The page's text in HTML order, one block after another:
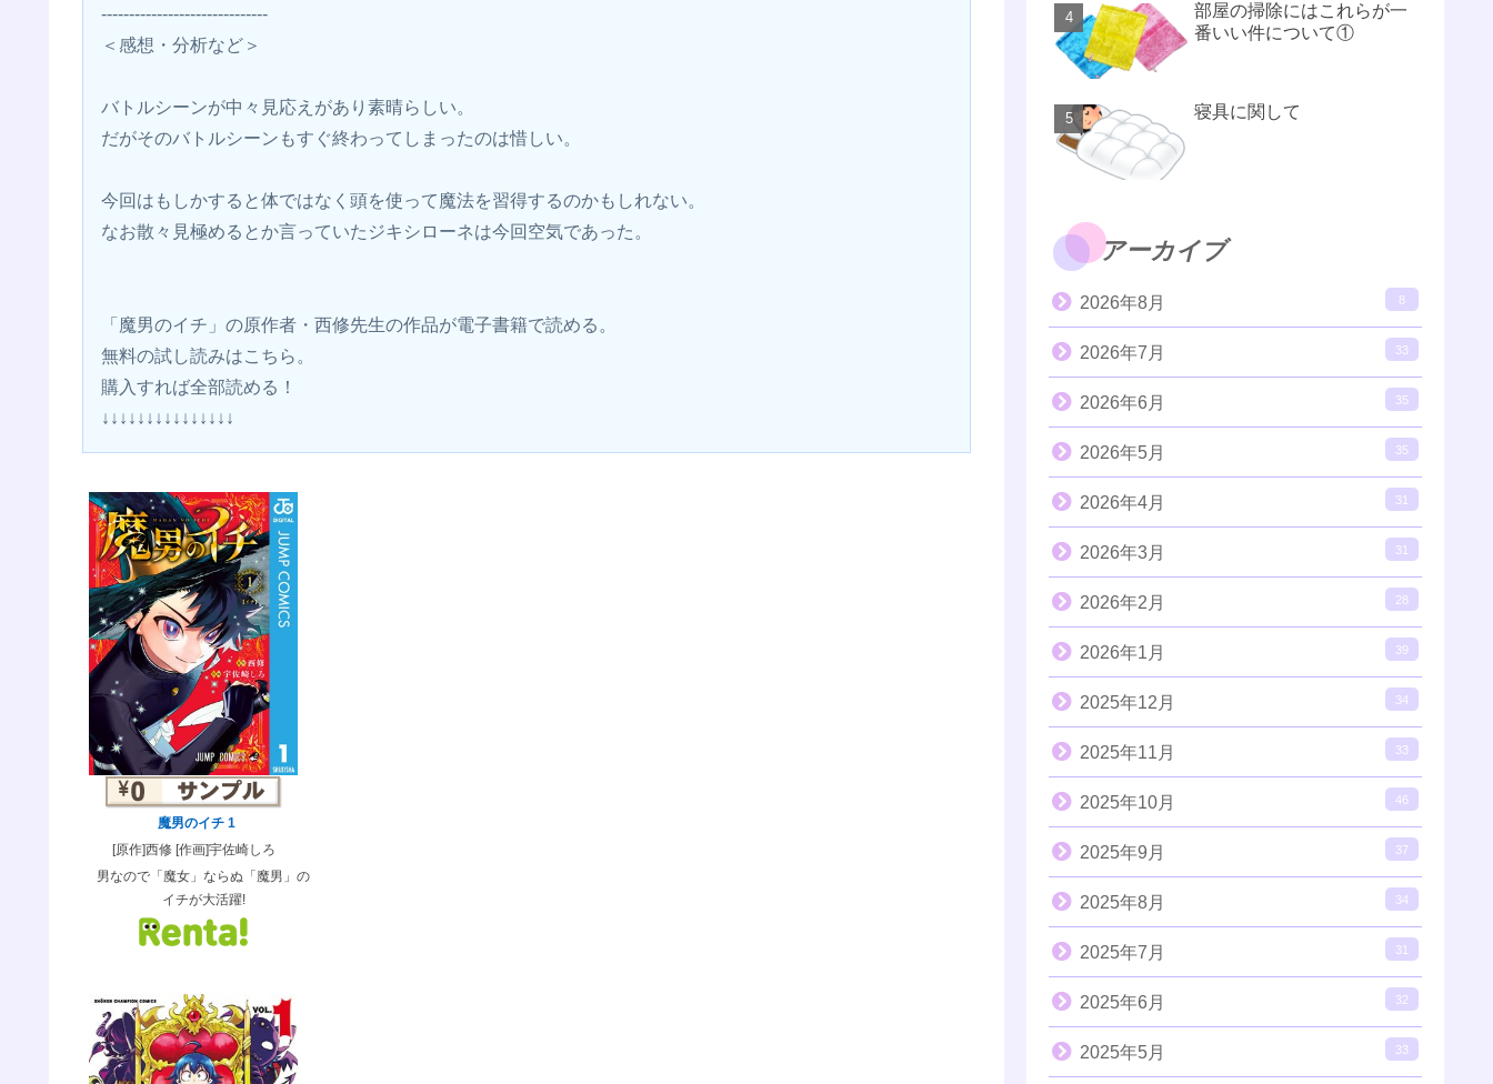
------------------------------
＜感想・分析など＞
バトルシーンが中々見応えがあり素晴らしい。
だがそのバトルシーンもすぐ終わってしまったのは惜しい。
今回はもしかすると体ではなく頭を使って魔法を習得するのかもしれない。
なお散々見極めるとか言っていたジキシローネは今回空気であった。
「魔男のイチ」の原作者・西修先生の作品が電子書籍で読める。
無料の試し読みはこちら。
購入すれば全部読める！
↓↓↓↓↓↓↓↓↓↓↓↓↓↓↓
魔男のイチ 1
[原作]西修 [作画]宇佐崎しろ
男なので「魔女」ならぬ「魔男」の
イチが大活躍!
部屋の掃除にはこれらが一
番いい件について①
寝具に関して
アーカイブ
2026年8月 8
2026年7月 33
2026年6月 35
2026年5月 35
2026年4月 31
2026年3月 31
2026年2月 28
2026年1月 39
2025年12月 34
2025年11月 33
2025年10月 46
2025年9月 37
2025年8月 34
2025年7月 31
2025年6月 32
2025年5月 33